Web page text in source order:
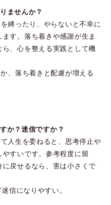
ませんか？
縛ったり、やらないと不幸に
す。落ち着きや感謝が生ま
、心を整える実践として機
、落ち着きと配慮が増える
か？迷信ですか？
人生を委ねると、思考停止や
すいです。参考程度に留
戻せるなら、害は小さくで
信になりやすい。